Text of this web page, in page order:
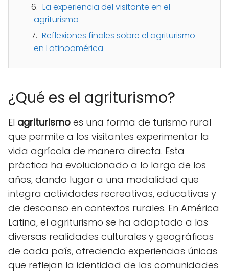
La experiencia del visitante en el
agriturismo
Reflexiones finales sobre el agriturismo
en Latinoamérica
¿Qué es el agriturismo?
El agriturismo es una forma de turismo rural
que permite a los visitantes experimentar la
vida agrícola de manera directa. Esta
práctica ha evolucionado a lo largo de los
años, dando lugar a una modalidad que
integra actividades recreativas, educativas y
de descanso en contextos rurales. En América
Latina, el agriturismo se ha adaptado a las
diversas realidades culturales y geográficas
de cada país, ofreciendo experiencias únicas
que reflejan la identidad de las comunidades